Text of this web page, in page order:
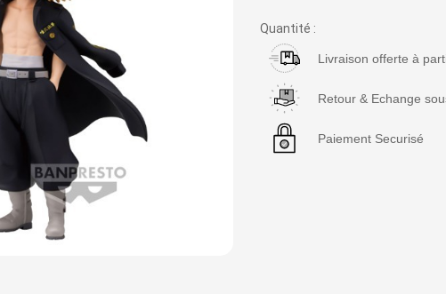
Quantité :
Livraison offerte à
Retour & Echange
Paiement Securisé